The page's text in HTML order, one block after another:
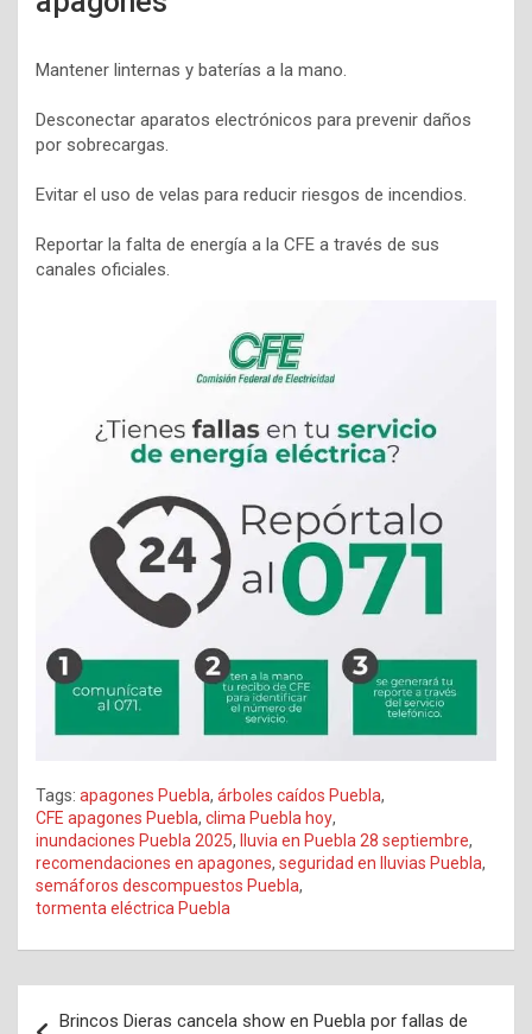
Mantener linternas y baterías a la mano.
Desconectar aparatos electrónicos para prevenir daños
por sobrecargas.
Evitar el uso de velas para reducir riesgos de incendios.
Reportar la falta de energía a la CFE a través de sus
canales oficiales.
Tags: apagones Puebla, árboles caídos Puebla,
CFE apagones Puebla, clima Puebla hoy,
inundaciones Puebla 2025, lluvia en Puebla 28 septiembre,
recomendaciones en apagones, seguridad en lluvias Puebla,
semáforos descompuestos Puebla,
tormenta eléctrica Puebla
Brincos Dieras cancela show en Puebla por fallas de